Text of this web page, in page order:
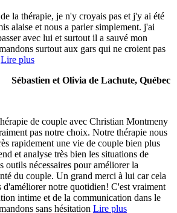
la thérapie, je n'y croyais pas et j'y ai été
alaise et nous a parler simplement. j'ai
avec lui et surtout il a sauvé mon
surtout aux gars qui ne croient pas
Lire plus
Sébastien et Olivia de Lachute, Québec
de couple avec Christian Montmeny
pas notre choix. Notre thérapie nous
rapidement une vie de couple bien plus
et analyse très bien les situations de
nécessaires pour améliorer la
du couple. Un grand merci à lui car cela
d'améliorer notre quotidien! C'est vraiment
intime et de la communication dans le
sans hésitation Lire plus